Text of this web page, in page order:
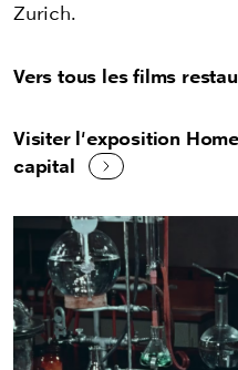
Zurich.
Vers tous les films
Visiter l'exposition
capital